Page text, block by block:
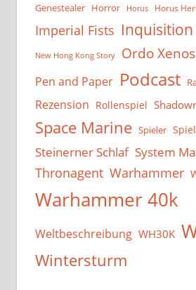
Genestealer Horror Horus Horus
Imperial Fists Inquisition
New Hong Kong Story Ordo Xenos
Pen and Paper Podcast
Rezension Rollenspiel
Space Marine Spieler
Steinerner Schlaf System
Thronagent Warhammer
Warhammer 40k
Weltbeschreibung WH30K
Wintersturm